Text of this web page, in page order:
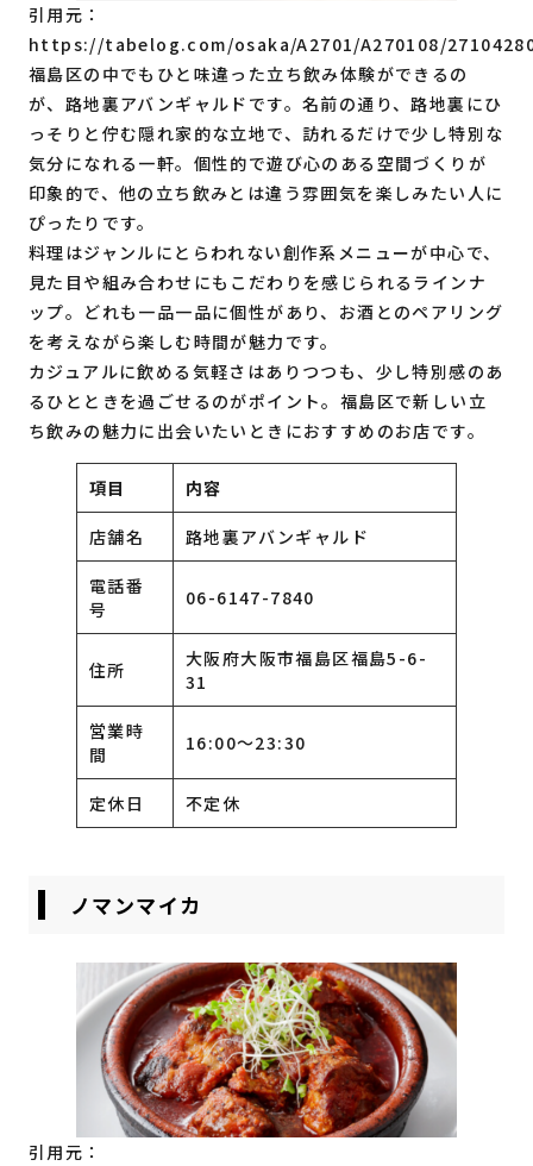
引用元：
https://tabelog.com/osaka/A2701/A270108/
福島区の中でもひと味違った立ち飲み体験ができるの
が、路地裏アバンギャルドです。名前の通り、路地裏にひ
っそりと佇む隠れ家的な立地で、訪れるだけで少し特別な
気分になれる一軒。個性的で遊び心のある空間づくりが
印象的で、他の立ち飲みとは違う雰囲気を楽しみたい人に
ぴったりです。
料理はジャンルにとらわれない創作系メニューが中心で、
見た目や組み合わせにもこだわりを感じられるラインナ
ップ。どれも一品一品に個性があり、お酒とのペアリング
を考えながら楽しむ時間が魅力です。
カジュアルに飲める気軽さはありつつも、少し特別感のあ
るひとときを過ごせるのがポイント。福島区で新しい立
ち飲みの魅力に出会いたいときにおすすめのお店です。
項目 内容
店舗名 路地裏アバンギャルド
電話番
号
06-6147-7840
住所
大阪府大阪市福島区福島5-6-
31
営業時
間
16:00〜23:30
定休日 不定休
ノマンマイカ
引用元：